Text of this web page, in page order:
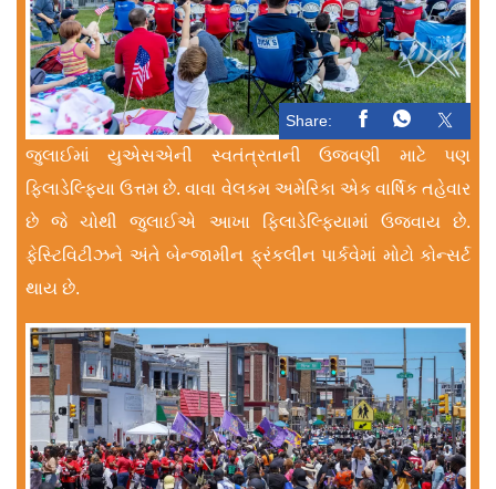
Share:
જુલાઈમાં યુએસએની સ્વતંત્રતાની ઉજવણી માટે પણ
ફિલાડેલ્ફિયા ઉત્તમ છે. વાવા વેલકમ અમેરિકા એક વાર્ષિક તહેવાર
છે જે ચોથી જુલાઈએ આખા ફિલાડેલ્ફિયામાં ઉજવાય છે.
ફેસ્ટિવિટીઝને અંતે બેન્જામીન ફ્રંકલીન પાર્કવેમાં મોટો કોન્સર્ટ
થાય છે.